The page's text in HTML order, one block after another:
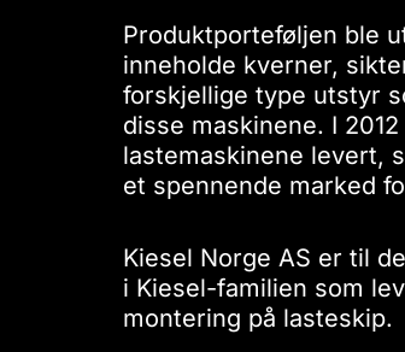
Produktporteføljen ble
inneholde kverner,
forskjellige type utstyr
disse maskinene. I
lastemaskinene levert,
et spennende marked
Kiesel Norge AS er til
i Kiesel-familien som
montering på lasteskip.​